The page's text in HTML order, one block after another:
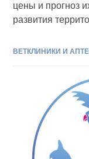
цены и прогноз
развития
ВЕТКЛИНИКИ И